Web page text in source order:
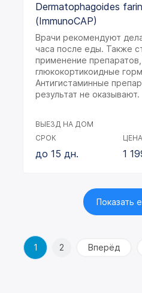
Dermatophagoides
(ImmunoCAP)
Врачи рекомендуют
часа после еды. Также
применение
глюкокортикоидные
Антигистаминные
результат не оказывают.
ВЫЕЗД НА ДОМ
СРОК
до 15 дн.
ЦЕНА
1
Показать
1 2 Вперёд